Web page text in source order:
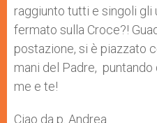
raggiunto tutti e singoli gli
fermato sulla Croce?!
postazione, si è piazzato
mani del Padre,
me e te!
Ciao da p. Andrea